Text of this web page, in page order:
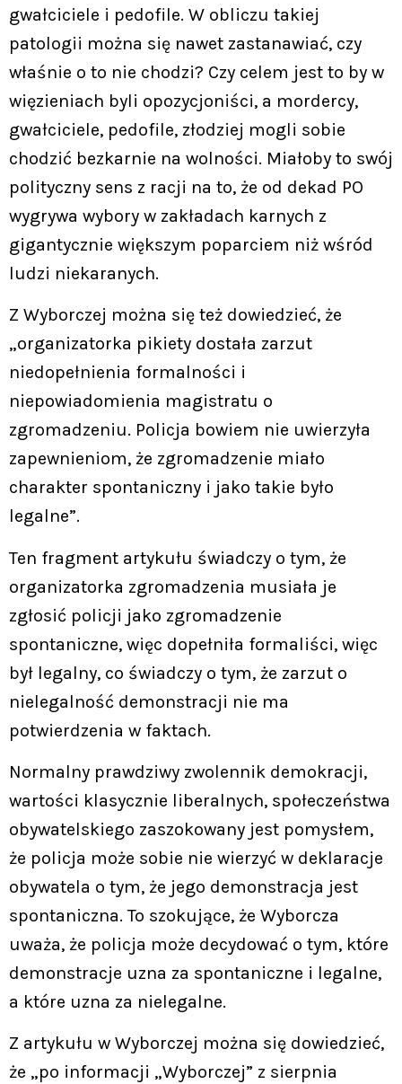
gwałciciele i pedofile. W obliczu takiej
patologii można się nawet zastanawiać, czy
właśnie o to nie chodzi? Czy celem jest to by w
więzieniach byli opozycjoniści, a mordercy,
gwałciciele, pedofile, złodziej mogli sobie
chodzić bezkarnie na wolności. Miałoby to swój
polityczny sens z racji na to, że od dekad PO
wygrywa wybory w zakładach karnych z
gigantycznie większym poparciem niż wśród
ludzi niekaranych.
Z Wyborczej można się też dowiedzieć, że
„organizatorka pikiety dostała zarzut
niedopełnienia formalności i
niepowiadomienia magistratu o
zgromadzeniu. Policja bowiem nie uwierzyła
zapewnieniom, że zgromadzenie miało
charakter spontaniczny i jako takie było
legalne”.
Ten fragment artykułu świadczy o tym, że
organizatorka zgromadzenia musiała je
zgłosić policji jako zgromadzenie
spontaniczne, więc dopełniła formaliści, więc
był legalny, co świadczy o tym, że zarzut o
nielegalność demonstracji nie ma
potwierdzenia w faktach.
Normalny prawdziwy zwolennik demokracji,
wartości klasycznie liberalnych, społeczeństwa
obywatelskiego zaszokowany jest pomysłem,
że policja może sobie nie wierzyć w deklaracje
obywatela o tym, że jego demonstracja jest
spontaniczna. To szokujące, że Wyborcza
uważa, że policja może decydować o tym, które
demonstracje uzna za spontaniczne i legalne,
a które uzna za nielegalne.
Z artykułu w Wyborczej można się dowiedzieć,
że „po informacji „Wyborczej” z sierpnia